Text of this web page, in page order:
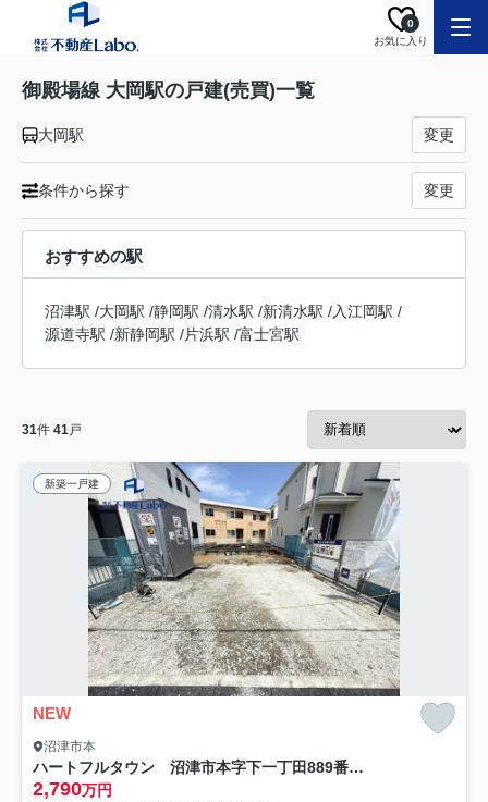
お気に入り
0
御殿場線 大岡駅の戸建(売買)一覧
大岡駅 変更
条件から探す 変更
おすすめの駅
沼津駅 /大岡駅 /静岡駅 /清水駅 /新清水駅 /入江岡駅 /
源道寺駅 /新静岡駅 /片浜駅 /富士宮駅
31件 41戸
新築一戸建
NEW
沼津市本
ハートフルタウン 沼津市本字下一丁田889番 全1棟
2,790万円